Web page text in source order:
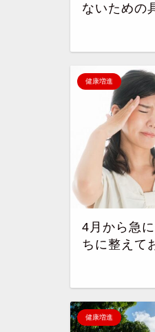
ないための
健康増進
4月から急
ちに整えて
健康増進